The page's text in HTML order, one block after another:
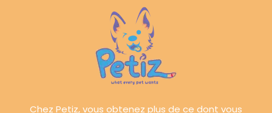
Chez Petiz, vous obtenez plus de ce dont vous